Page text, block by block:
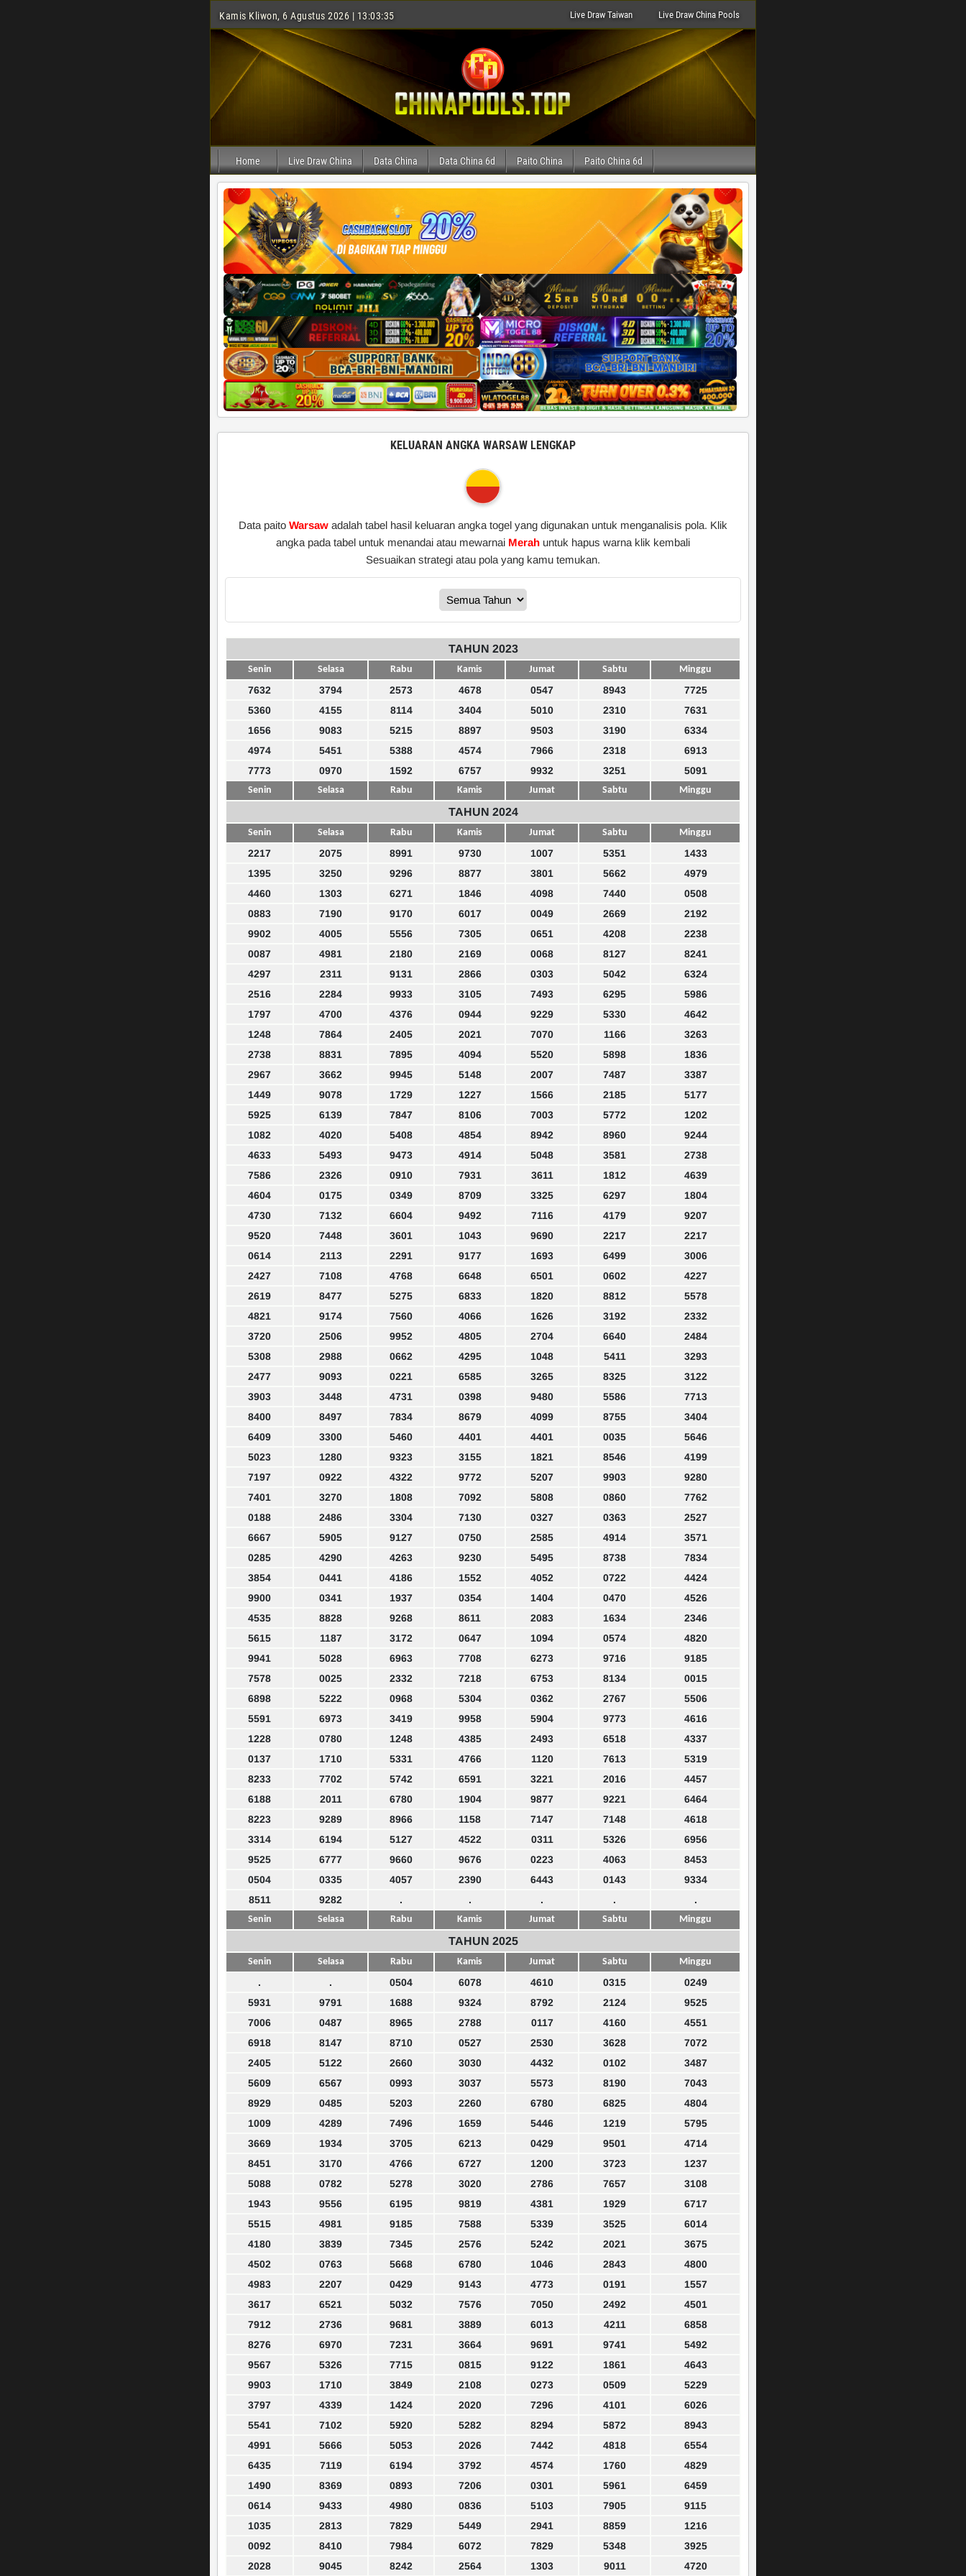
Kamis Kliwon, 6 Agustus 2026 | 13:03:36 Live Draw Taiwan Live Draw China Pools
Home Live Draw China Data China Data China 6d Paito China Paito China 6d
KELUARAN ANGKA WARSAW LENGKAP
Data paito Warsaw adalah tabel hasil keluaran angka togel yang digunakan untuk menganalisis pola. Klik
angka pada tabel untuk menandai atau mewarnai Merah untuk hapus warna klik kembali
Sesuaikan strategi atau pola yang kamu temukan.
TAHUN 2023
Senin Selasa Rabu Kamis Jumat Sabtu Minggu
7632 3794 2573 4678 0547 8943
7725
5360
4155 8114 3404 5010 2310
7631
1656
9083 5215 8897 9503 3190
6334
4974
5451 5388 4574 7966 2318
6913
7773
0970 1592 6757 9932 3251 5091
Senin Selasa Rabu Kamis Jumat Sabtu Minggu
TAHUN 2024
Senin Selasa Rabu Kamis Jumat Sabtu Minggu
2217 2075 8991 9730 1007 5351
1433
1395
3250 9296 8877 3801 5662
4979
4460
1303 6271 1846 4098 7440
0508
0883
7190 9170 6017 0049 2669
2192
9902
4005 5556 7305 0651 4208
2238
0087
4981 2180 2169 0068 8127
8241
4297
2311 9131 2866 0303 5042
6324
2516
2284 9933 3105 7493 6295
5986
1797
4700 4376 0944 9229 5330
4642
1248
7864 2405 2021 7070 1166
3263
2738
8831 7895 4094 5520 5898
1836
2967
3662 9945 5148 2007 7487
3387
1449
9078 1729 1227 1566 2185
5177
5925
6139 7847 8106 7003 5772
1202
1082
4020 5408 4854 8942 8960
9244
4633
5493 9473 4914 5048 3581
2738
7586
2326 0910 7931 3611 1812
4639
4604
0175 0349 8709 3325 6297
1804
4730
7132 6604 9492 7116 4179
9207
9520
7448 3601 1043 9690 2217
2217
0614
2113 2291 9177 1693 6499
3006
2427
7108 4768 6648 6501 0602
4227
2619
8477 5275 6833 1820 8812
5578
4821
9174 7560 4066 1626 3192
2332
3720
2506 9952 4805 2704 6640
2484
5308
2988 0662 4295 1048 5411
3293
2477
9093 0221 6585 3265 8325
3122
3903
3448 4731 0398 9480 5586
7713
8400
8497 7834 8679 4099 8755
3404
6409
3300 5460 4401 4401 0035
5646
5023
1280 9323 3155 1821 8546
4199
7197
0922 4322 9772 5207 9903
9280
7401
3270 1808 7092 5808 0860
7762
0188
2486 3304 7130 0327 0363
2527
6667
5905 9127 0750 2585 4914
3571
0285
4290 4263 9230 5495 8738
7834
3854
0441 4186 1552 4052 0722
4424
9900
0341 1937 0354 1404 0470
4526
4535
8828 9268 8611 2083 1634
2346
5615
1187 3172 0647 1094 0574
4820
9941
5028 6963 7708 6273 9716
9185
7578
0025 2332 7218 6753 8134
0015
6898
5222 0968 5304 0362 2767
5506
5591
6973 3419 9958 5904 9773
4616
1228
0780 1248 4385 2493 6518
4337
0137
1710 5331 4766 1120 7613
5319
8233
7702 5742 6591 3221 2016
4457
6188
2011 6780 1904 9877 9221
6464
8223
9289 8966 1158 7147 7148
4618
3314
6194 5127 4522 0311 5326
6956
9525
6777 9660 9676 0223 4063
8453
0504
0335 4057 2390 6443 0143
9334
8511
9282 . . . . .
Senin Selasa Rabu Kamis Jumat Sabtu Minggu
TAHUN 2025
Senin Selasa Rabu Kamis Jumat Sabtu Minggu
. . 0504 6078 4610 0315
0249
5931
9791 1688 9324 8792 2124
9525
7006
0487 8965 2788 0117 4160
4551
6918
8147 8710 0527 2530 3628
7072
2405
5122 2660 3030 4432 0102
3487
5609
6567 0993 3037 5573 8190
7043
8929
0485 5203 2260 6780 6825
4804
1009
4289 7496 1659 5446 1219
5795
3669
1934 3705 6213 0429 9501
4714
8451
3170 4766 6727 1200 3723
1237
5088
0782 5278 3020 2786 7657
3108
1943
9556 6195 9819 4381 1929
6717
5515
4981 9185 7588 5339 3525
6014
4180
3839 7345 2576 5242 2021
3675
4502
0763 5668 6780 1046 2843
4800
4983
2207 0429 9143 4773 0191
1557
3617
6521 5032 7576 7050 2492
4501
7912
2736 9681 3889 6013 4211
6858
8276
6970 7231 3664 9691 9741
5492
9567
5326 7715 0815 9122 1861
4643
9903
1710 3849 2108 0273 0509
5229
3797
4339 1424 2020 7296 4101
6026
5541
7102 5920 5282 8294 5872
8943
4991
5666 5053 2026 7442 4818
6554
6435
7119 6194 3792 4574 1760
4829
1490
8369 0893 7206 0301 5961
6459
0614
9433 4980 0836 5103 7905
9115
1035
2813 7829 5449 2941 8859
1216
0092
8410 7984 6072 7829 5348
3925
2028
9045 8242 2564 1303 9011 4720